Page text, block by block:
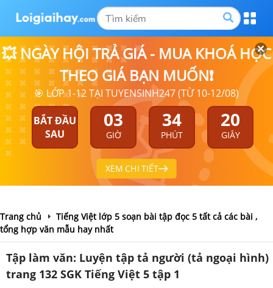
💥 NGÀY HỘI TRẢ GIÁ - MUA KHOÁ HỌC
THEO GIÁ BẠN MUỐN❗
🎯 LỚP 1-12 TẠI TUYENSINH247 (TỪ 10-12/08)
BẮT ĐẦU
SAU
03
GIỜ
34
PHÚT
20
GIÂY
XEM CHI TIẾT
Trang chủ
Tiếng Việt lớp 5 soạn bài tập đọc 5 tất cả các bài ,
tổng hợp văn mẫu hay nhất
Tập làm văn: Luyện tập tả người (tả ngoại hình)
trang 132 SGK Tiếng Việt 5 tập 1